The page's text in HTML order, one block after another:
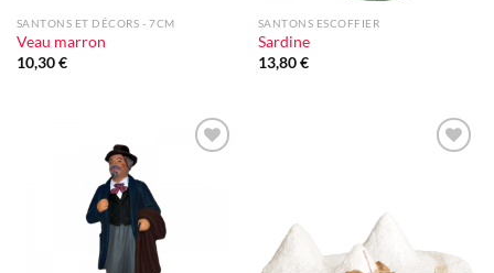
SANTONS ET DÉCORS - 7CM
Veau marron
10,30€
SANTONS ESCOFFIER
Sardine
13,80€